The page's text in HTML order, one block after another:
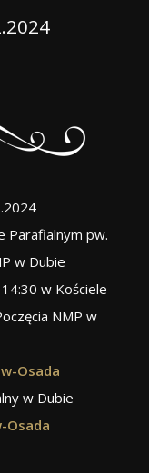
Parafialnym pw.
w Dubie
w Kościele
NMP w
Osada
w Dubie
Osada